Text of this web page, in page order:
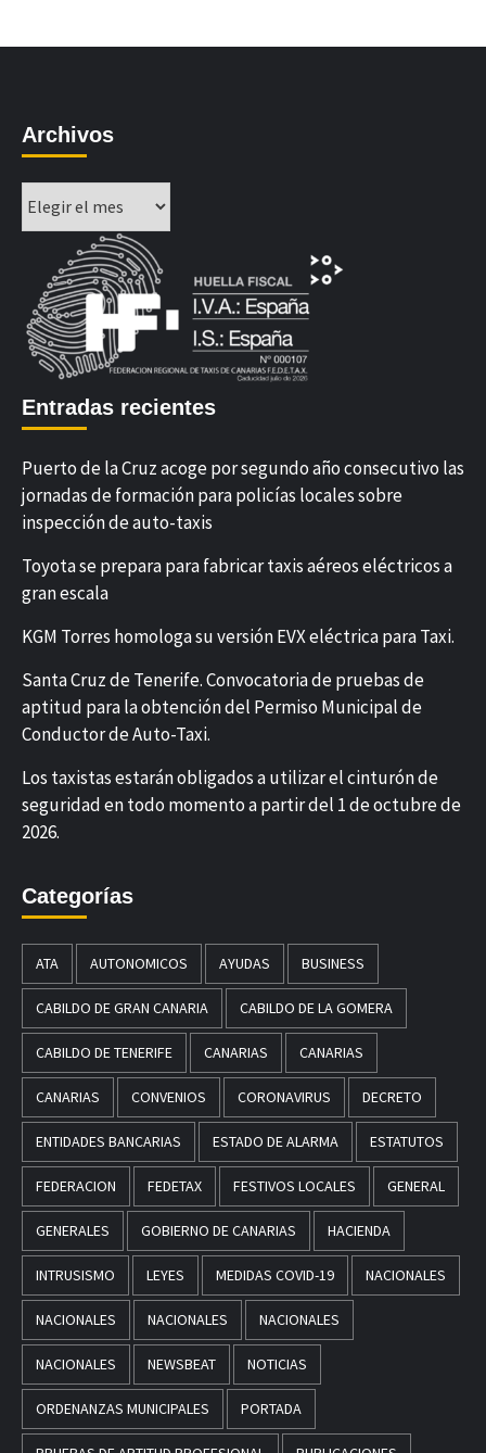
Archivos
Entradas recientes
Puerto de la Cruz acoge por segundo año consecutivo las
jornadas de formación para policías locales sobre
inspección de auto-taxis
Toyota se prepara para fabricar taxis aéreos eléctricos a
gran escala
KGM Torres homologa su versión EVX eléctrica para Taxi.
Santa Cruz de Tenerife. Convocatoria de pruebas de
aptitud para la obtención del Permiso Municipal de
Conductor de Auto-Taxi.
Los taxistas estarán obligados a utilizar el cinturón de
seguridad en todo momento a partir del 1 de octubre de
2026.
Categorías
ATA AUTONOMICOS AYUDAS BUSINESS
CABILDO DE GRAN CANARIA CABILDO DE LA GOMERA
CABILDO DE TENERIFE CANARIAS CANARIAS
CANARIAS CONVENIOS CORONAVIRUS DECRETO
ENTIDADES BANCARIAS ESTADO DE ALARMA ESTATUTOS
FEDERACION FEDETAX FESTIVOS LOCALES GENERAL
GENERALES GOBIERNO DE CANARIAS HACIENDA
INTRUSISMO LEYES MEDIDAS COVID-19 NACIONALES
NACIONALES NACIONALES NACIONALES
NACIONALES NEWSBEAT NOTICIAS
ORDENANZAS MUNICIPALES PORTADA